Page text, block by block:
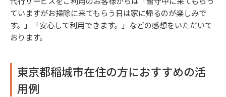
ていますがお掃除に来てもらう日は家に帰るのが楽しみで
す。」「安心して利用できます。」などの感想をいただいて
おります。
東京都稲城市在住の方におすすめの活
用例